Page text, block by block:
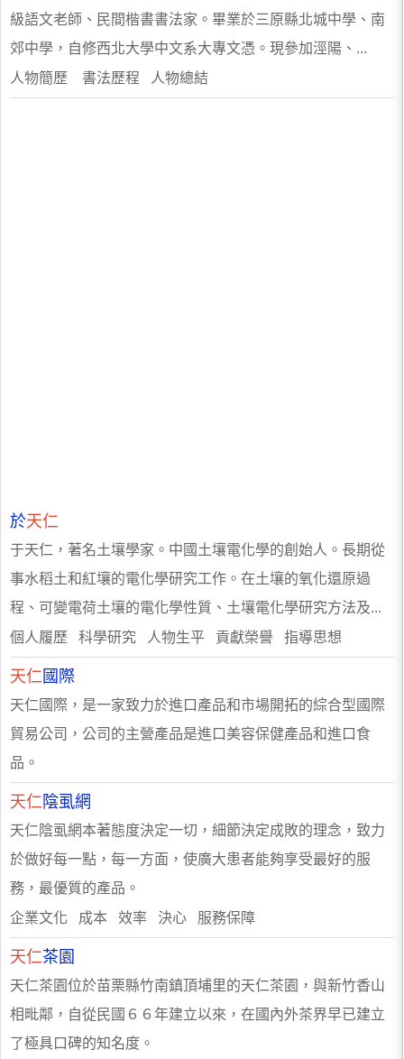
級語文老師、民間楷書書法家。畢業於三原縣北城中學、南
郊中學，自修西北大學中文系大專文憑。現參加涇陽、...
人物簡歷 書法歷程 人物總結
於天仁
于天仁，著名土壤學家。中國土壤電化學的創始人。長期從
事水稻土和紅壤的電化學研究工作。在土壤的氧化還原過
程、可變電荷土壤的電化學性質、土壤電化學研究方法及...
個人履歷 科學研究 人物生平 貢獻榮譽 指導思想
天仁國際
天仁國際，是一家致力於進口產品和市場開拓的綜合型國際
貿易公司，公司的主營產品是進口美容保健產品和進口食
品。
天仁陰虱網
天仁陰虱網本著態度決定一切，細節決定成敗的理念，致力
於做好每一點，每一方面，使廣大患者能夠享受最好的服
務，最優質的產品。
企業文化 成本 效率 決心 服務保障
天仁茶園
天仁茶園位於苗栗縣竹南鎮頂埔里的天仁茶園，與新竹香山
相毗鄰，自從民國６６年建立以來，在國內外茶界早已建立
了極具口碑的知名度。